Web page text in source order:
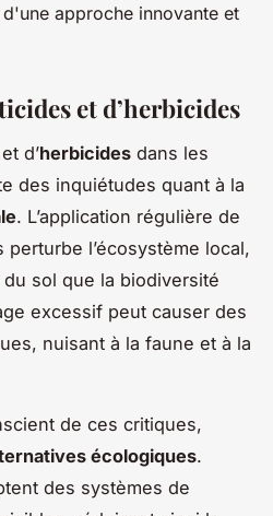
approche innovante et
et d’herbicides
et d’herbicides dans les
des inquiétudes quant à la
. L’application régulière de
l’écosystème local,
sol que la biodiversité
excessif peut causer des
nuisant à la faune et à la
de ces critiques,
écologiques.
des systèmes de